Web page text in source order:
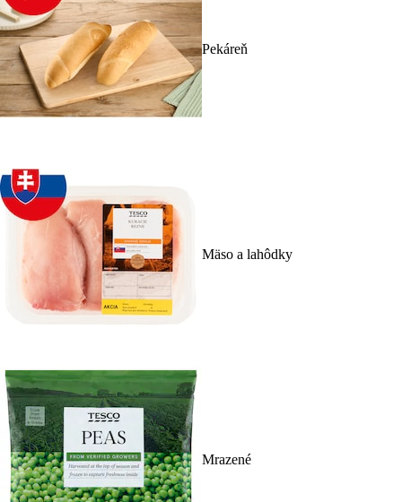
Pekáreň
Mäso a lahôdky
Mrazené